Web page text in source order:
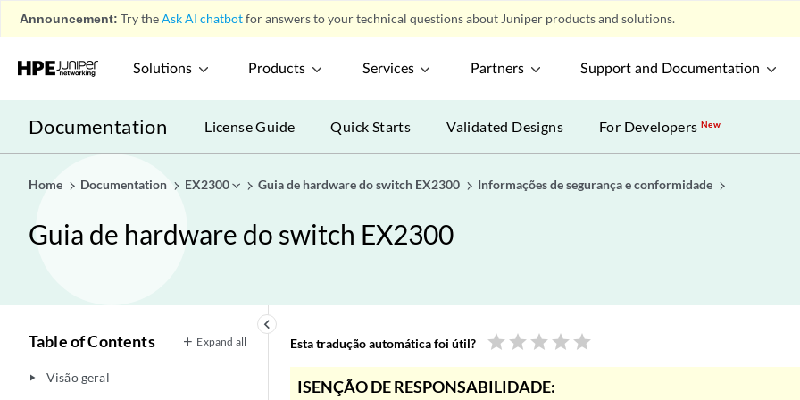
Announcement: Try theAsk AI chatbotfor answers to your technical questions about Juniper products and solutions.
Solutions Products Services Partners Support and Documentation
Documentation License Guide Quick Starts Validated Designs For DevelopersNew
Home Documentation EX2300 Guia de hardware do switch EX2300 Informações de segurança e conformidade
Guia de hardware do switch EX2300
keyboard_arrow_left
Table of Contents Expand all
play_arrow Visão geral
Esta tradução automática foi útil? star star star star star
ISENÇÃO DE RESPONSABILIDADE: